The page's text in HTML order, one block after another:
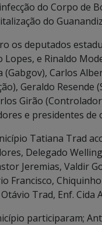
do Corpo de
do
os deputados
e Rinaldo
(Gabgov), Carlos
Geraldo
Girão
e presidentes
Tatiana Trad
Delegado
Jeremias, Valdir
Francisco,
Trad, Enf. Cida
participaram;